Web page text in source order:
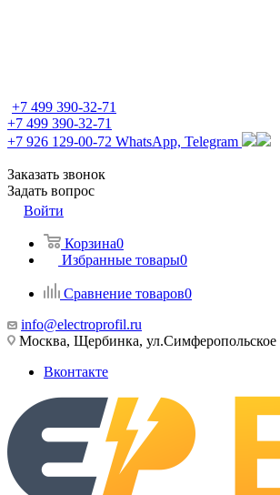
+7 499 390-32-71
+7 499 390-32-71
+7 926 129-00-72 WhatsApp, Telegram
Заказать звонок
Задать вопрос
Войти
Корзина0
Избранные товары0
Сравнение товаров0
info@electroprofil.ru
Москва, Щербинка, ул.Симферопольское
Вконтакте